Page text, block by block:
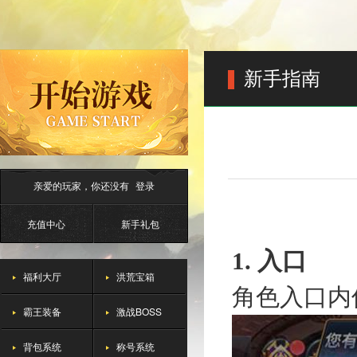
亲爱的玩家，你还没有 登录
充值中心 新手礼包
福利大厅 洪荒宝箱
霸王装备 激战BOSS
背包系统 称号系统
新手指南
1. 入口
角色入口